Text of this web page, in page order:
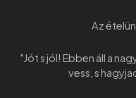
Az
"Jót s jól! Ebben áll a
vess, s